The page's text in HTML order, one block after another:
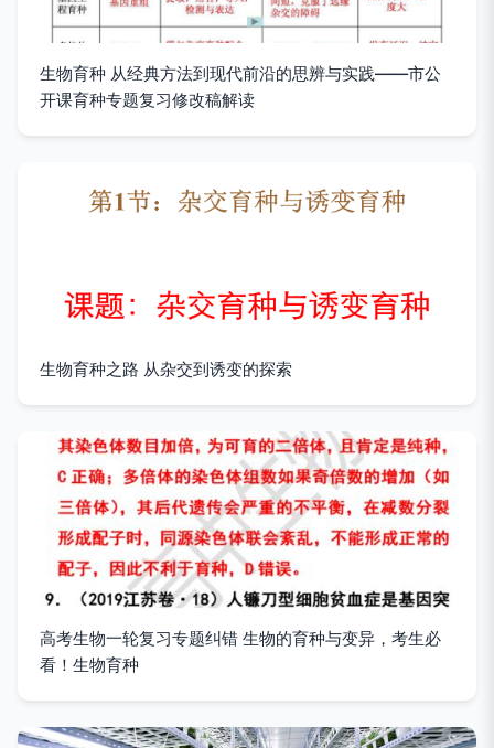
生物育种 从经典方法到现代前沿的思辨与实践——市公
开课育种专题复习修改稿解读
生物育种之路 从杂交到诱变的探索
高考生物一轮复习专题纠错 生物的育种与变异，考生必
看！生物育种